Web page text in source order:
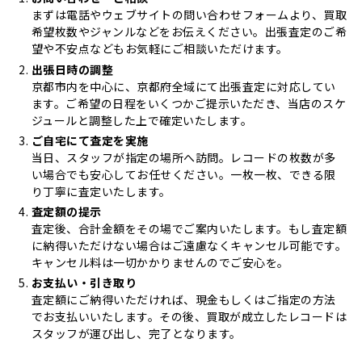
まずは電話やウェブサイトの問い合わせフォームより、買取
希望枚数やジャンルなどをお伝えください。出張査定のご希
望や不安点などもお気軽にご相談いただけます。
出張日時の調整
京都市内を中心に、京都府全域にて出張査定に対応してい
ます。ご希望の日程をいくつかご提示いただき、当店のスケ
ジュールと調整した上で確定いたします。
ご自宅にて査定を実施
当日、スタッフが指定の場所へ訪問。レコードの枚数が多
い場合でも安心してお任せください。一枚一枚、できる限
り丁寧に査定いたします。
査定額の提示
査定後、合計金額をその場でご案内いたします。もし査定額
に納得いただけない場合はご遠慮なくキャンセル可能です。
キャンセル料は一切かかりませんのでご安心を。
お支払い・引き取り
査定額にご納得いただければ、現金もしくはご指定の方法
でお支払いいたします。その後、買取が成立したレコードは
スタッフが運び出し、完了となります。